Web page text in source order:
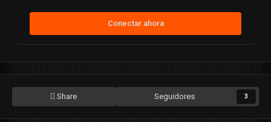
Conectar ahora
Share Seguidores 3